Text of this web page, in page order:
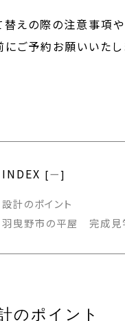
替えの際の注意事項
にご予約お願いいたし
INDEX [ー]
設計のポイント
羽曳野市の平屋 完成見
のポイント